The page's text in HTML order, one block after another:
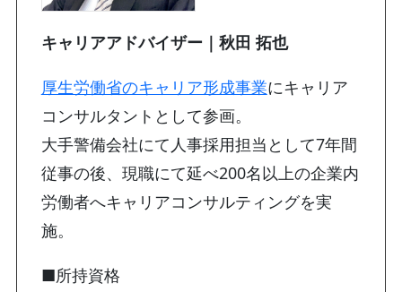
キャリアアドバイザー｜秋田 拓也
厚生労働省のキャリア形成事業にキャリア
コンサルタントとして参画。
大手警備会社にて人事採用担当として7年間
従事の後、現職にて延べ200名以上の企業内
労働者へキャリアコンサルティングを実
施。
■所持資格